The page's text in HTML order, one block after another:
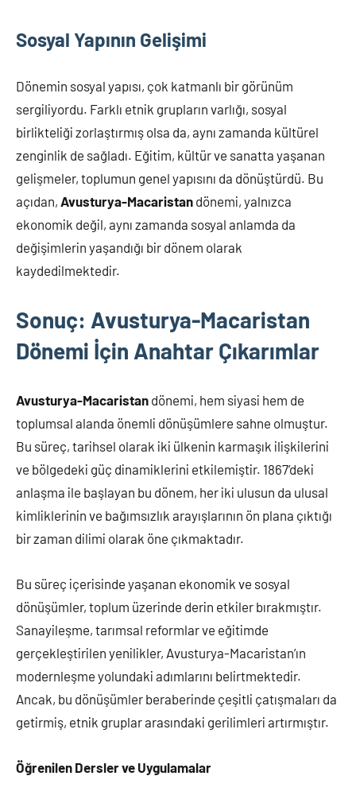
Sosyal Yapının Gelişimi
Dönemin sosyal yapısı, çok katmanlı bir görünüm
sergiliyordu. Farklı etnik grupların varlığı, sosyal
birlikteliği zorlaştırmış olsa da, aynı zamanda kültürel
zenginlik de sağladı. Eğitim, kültür ve sanatta yaşanan
gelişmeler, toplumun genel yapısını da dönüştürdü. Bu
açıdan, Avusturya-Macaristan dönemi, yalnızca
ekonomik değil, aynı zamanda sosyal anlamda da
değişimlerin yaşandığı bir dönem olarak
kaydedilmektedir.
Sonuç: Avusturya-Macaristan
Dönemi İçin Anahtar Çıkarımlar
Avusturya-Macaristan dönemi, hem siyasi hem de
toplumsal alanda önemli dönüşümlere sahne olmuştur.
Bu süreç, tarihsel olarak iki ülkenin karmaşık ilişkilerini
ve bölgedeki güç dinamiklerini etkilemiştir. 1867’deki
anlaşma ile başlayan bu dönem, her iki ulusun da ulusal
kimliklerinin ve bağımsızlık arayışlarının ön plana çıktığı
bir zaman dilimi olarak öne çıkmaktadır.
Bu süreç içerisinde yaşanan ekonomik ve sosyal
dönüşümler, toplum üzerinde derin etkiler bırakmıştır.
Sanayileşme, tarımsal reformlar ve eğitimde
gerçekleştirilen yenilikler, Avusturya-Macaristan’ın
modernleşme yolundaki adımlarını belirtmektedir.
Ancak, bu dönüşümler beraberinde çeşitli çatışmaları da
getirmiş, etnik gruplar arasındaki gerilimleri artırmıştır.
Öğrenilen Dersler ve Uygulamalar